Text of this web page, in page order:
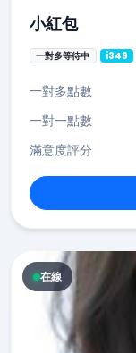
小紅包
一對多等待中 i349
一對多點數
一對一點數
滿意度評分
在線